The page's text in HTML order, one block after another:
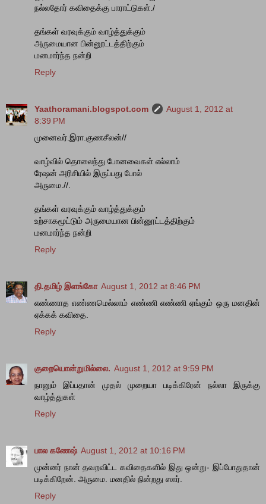
நல்லதோர் கவிதைக்கு பாராட்டுகள்./
தங்கள் வரவுக்கும் வாழ்த்துக்கும்
அருமையான பின்னூட்டத்திற்கும்
மனமார்ந்த நன்றி
Reply
Yaathoramani.blogspot.com
August 1, 2012 at
8:39 PM
முனைவர்.இரா.குணசீலன்//
வாழ்வில் தொலைந்து போனவைகள் எல்லாம்
ரேஷன் அரிசியில் இருப்பது போல்
அருமை.//.
தங்கள் வரவுக்கும் வாழ்த்துக்கும்
உற்சாகமூட்டும் அருமையான பின்னூட்டத்திற்கும்
மனமார்ந்த நன்றி
Reply
தி.தமிழ் இளங்கோ August 1, 2012 at 8:46 PM
எண்ணாத எண்ணமெல்லாம் எண்ணி எண்ணி ஏங்கும் ஒரு மனதின்
ஏக்கக் கவிதை.
Reply
குறையொன்றுமில்லை. August 1, 2012 at 9:59 PM
நானும் இப்பதான் முதல் முறையா படிக்கிரேன் நல்லா இருக்கு
வாழ்த்துகள்
Reply
பால கணேஷ் August 1, 2012 at 10:16 PM
முன்னர் நான் தவறவிட்ட கவிதைகளில் இது ஒன்று- இப்போதுதான்
படிக்கிறேன். அருமை. மனதில் நின்றது ஸார்.
Reply